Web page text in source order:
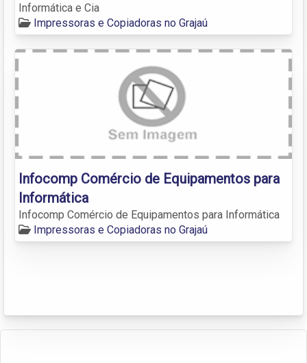
Informática e Cia
Impressoras e Copiadoras no Grajaú
Infocomp Comércio de Equipamentos para
Informática
Infocomp Comércio de Equipamentos para Informática
Impressoras e Copiadoras no Grajaú